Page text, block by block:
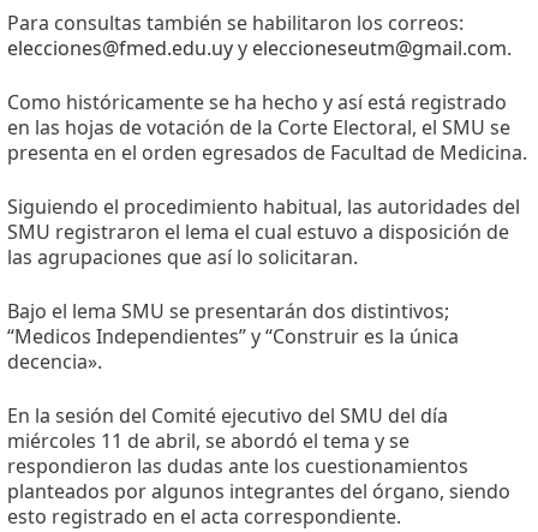
Para consultas también se habilitaron los correos:
elecciones@fmed.edu.uyy eleccioneseutm@gmail.com.
Como históricamente se ha hecho y así está registrado
en las hojas de votación de la Corte Electoral, el SMU se
presenta en el orden egresados de Facultad de Medicina.
Siguiendo el procedimiento habitual, las autoridades del
SMU registraron el lema el cual estuvo a disposición de
las agrupaciones que así lo solicitaran.
Bajo el lema SMU se presentarán dos distintivos;
“Medicos Independientes” y “Construir es la única
decencia».
En la sesión del Comité ejecutivo del SMU del día
miércoles 11 de abril, se abordó el tema y se
respondieron las dudas ante los cuestionamientos
planteados por algunos integrantes del órgano, siendo
esto registrado en el acta correspondiente.